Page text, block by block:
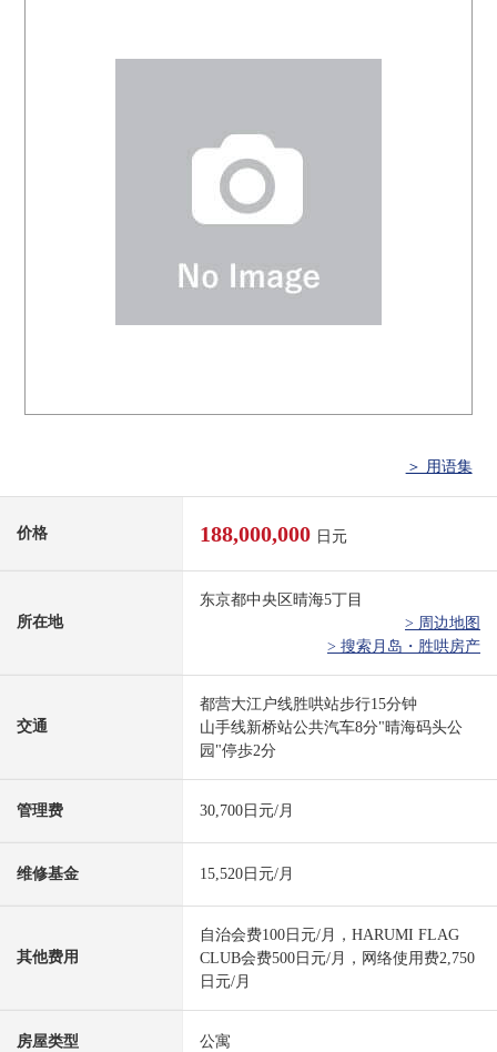
＞ 用语集
价格 188,000,000 日元
所在地
东京都中央区晴海5丁目
> 周边地图
> 搜索月岛・胜哄房产
交通
都营大江户线胜哄站步行15分钟
山手线新桥站公共汽车8分"晴海码头公
园"停歩2分
管理费 30,700日元/月
维修基金 15,520日元/月
其他费用
自治会费100日元/月，HARUMI FLAG
CLUB会费500日元/月，网络使用费2,750
日元/月
房屋类型 公寓